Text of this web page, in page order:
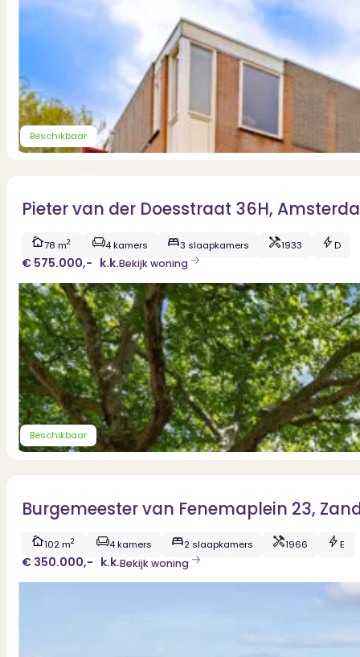
Partners
Maak gebruik van ons netwerk
Verenigingen
PUUR* is aangesloten bij...
Beschikbaar
Pieter van der Doesstraat 36H,
78 m2 4 kamers 3 slaapkamers 1933 D
€ 575.000,- k.k.Bekijk woning
Beschikbaar
Burgemeester van Fenemaplein 23,
102 m2 4 kamers 2 slaapkamers 1966 E
€ 350.000,- k.k.Bekijk woning